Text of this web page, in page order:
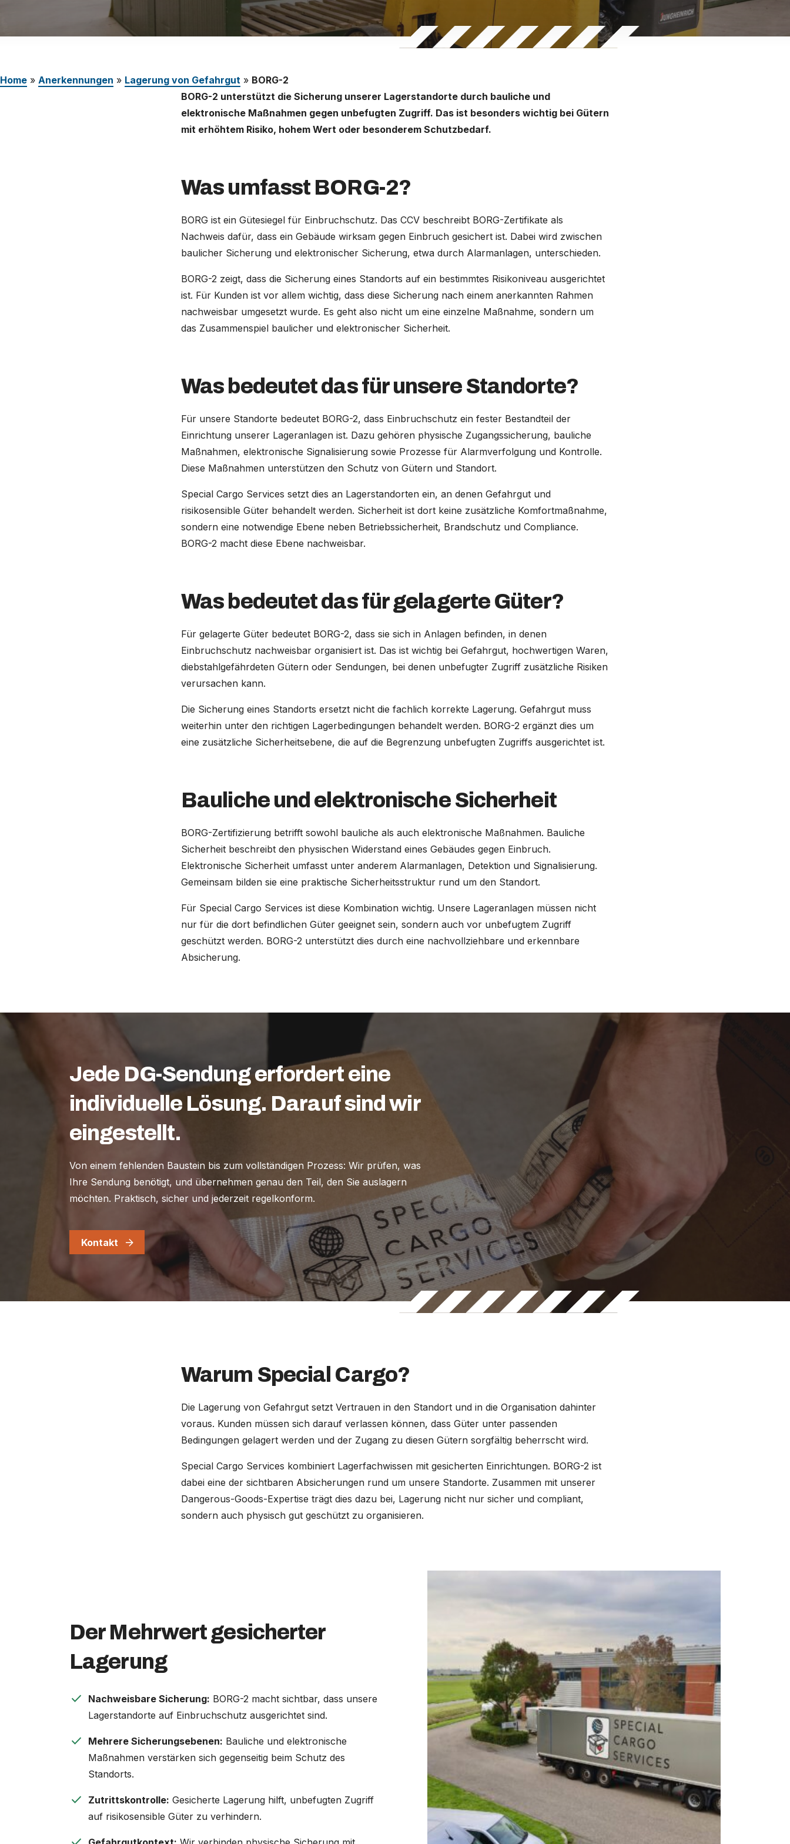
Home » Anerkennungen » Lagerung von Gefahrgut » BORG-2
BORG-2 unterstützt die Sicherung unserer Lagerstandorte durch bauliche und
elektronische Maßnahmen gegen unbefugten Zugriff. Das ist besonders wichtig bei Gütern
mit erhöhtem Risiko, hohem Wert oder besonderem Schutzbedarf.
Was umfasst BORG-2?
BORG ist ein Gütesiegel für Einbruchschutz. Das CCV beschreibt BORG-Zertifikate als
Nachweis dafür, dass ein Gebäude wirksam gegen Einbruch gesichert ist. Dabei wird zwischen
baulicher Sicherung und elektronischer Sicherung, etwa durch Alarmanlagen, unterschieden.
BORG-2 zeigt, dass die Sicherung eines Standorts auf ein bestimmtes Risikoniveau ausgerichtet
ist. Für Kunden ist vor allem wichtig, dass diese Sicherung nach einem anerkannten Rahmen
nachweisbar umgesetzt wurde. Es geht also nicht um eine einzelne Maßnahme, sondern um
das Zusammenspiel baulicher und elektronischer Sicherheit.
Was bedeutet das für unsere Standorte?
Für unsere Standorte bedeutet BORG-2, dass Einbruchschutz ein fester Bestandteil der
Einrichtung unserer Lageranlagen ist. Dazu gehören physische Zugangssicherung, bauliche
Maßnahmen, elektronische Signalisierung sowie Prozesse für Alarmverfolgung und Kontrolle.
Diese Maßnahmen unterstützen den Schutz von Gütern und Standort.
Special Cargo Services setzt dies an Lagerstandorten ein, an denen Gefahrgut und
risikosensible Güter behandelt werden. Sicherheit ist dort keine zusätzliche Komfortmaßnahme,
sondern eine notwendige Ebene neben Betriebssicherheit, Brandschutz und Compliance.
BORG-2 macht diese Ebene nachweisbar.
Was bedeutet das für gelagerte Güter?
Für gelagerte Güter bedeutet BORG-2, dass sie sich in Anlagen befinden, in denen
Einbruchschutz nachweisbar organisiert ist. Das ist wichtig bei Gefahrgut, hochwertigen Waren,
diebstahlgefährdeten Gütern oder Sendungen, bei denen unbefugter Zugriff zusätzliche Risiken
verursachen kann.
Die Sicherung eines Standorts ersetzt nicht die fachlich korrekte Lagerung. Gefahrgut muss
weiterhin unter den richtigen Lagerbedingungen behandelt werden. BORG-2 ergänzt dies um
eine zusätzliche Sicherheitsebene, die auf die Begrenzung unbefugten Zugriffs ausgerichtet ist.
Bauliche und elektronische Sicherheit
BORG-Zertifizierung betrifft sowohl bauliche als auch elektronische Maßnahmen. Bauliche
Sicherheit beschreibt den physischen Widerstand eines Gebäudes gegen Einbruch.
Elektronische Sicherheit umfasst unter anderem Alarmanlagen, Detektion und Signalisierung.
Gemeinsam bilden sie eine praktische Sicherheitsstruktur rund um den Standort.
Für Special Cargo Services ist diese Kombination wichtig. Unsere Lageranlagen müssen nicht
nur für die dort befindlichen Güter geeignet sein, sondern auch vor unbefugtem Zugriff
geschützt werden. BORG-2 unterstützt dies durch eine nachvollziehbare und erkennbare
Absicherung.
Jede DG-Sendung erfordert eine
individuelle Lösung. Darauf sind wir
eingestellt.
Von einem fehlenden Baustein bis zum vollständigen Prozess: Wir prüfen, was
Ihre Sendung benötigt, und übernehmen genau den Teil, den Sie auslagern
möchten. Praktisch, sicher und jederzeit regelkonform.
Kontakt
Warum Special Cargo?
Die Lagerung von Gefahrgut setzt Vertrauen in den Standort und in die Organisation dahinter
voraus. Kunden müssen sich darauf verlassen können, dass Güter unter passenden
Bedingungen gelagert werden und der Zugang zu diesen Gütern sorgfältig beherrscht wird.
Special Cargo Services kombiniert Lagerfachwissen mit gesicherten Einrichtungen. BORG-2 ist
dabei eine der sichtbaren Absicherungen rund um unsere Standorte. Zusammen mit unserer
Dangerous-Goods-Expertise trägt dies dazu bei, Lagerung nicht nur sicher und compliant,
sondern auch physisch gut geschützt zu organisieren.
Der Mehrwert gesicherter
Lagerung
check Nachweisbare Sicherung: BORG-2 macht sichtbar, dass unsere
Lagerstandorte auf Einbruchschutz ausgerichtet sind.
check Mehrere Sicherungsebenen: Bauliche und elektronische
Maßnahmen verstärken sich gegenseitig beim Schutz des
Standorts.
check Zutrittskontrolle: Gesicherte Lagerung hilft, unbefugten Zugriff
auf risikosensible Güter zu verhindern.
The Netherlands (English)
United States (English)